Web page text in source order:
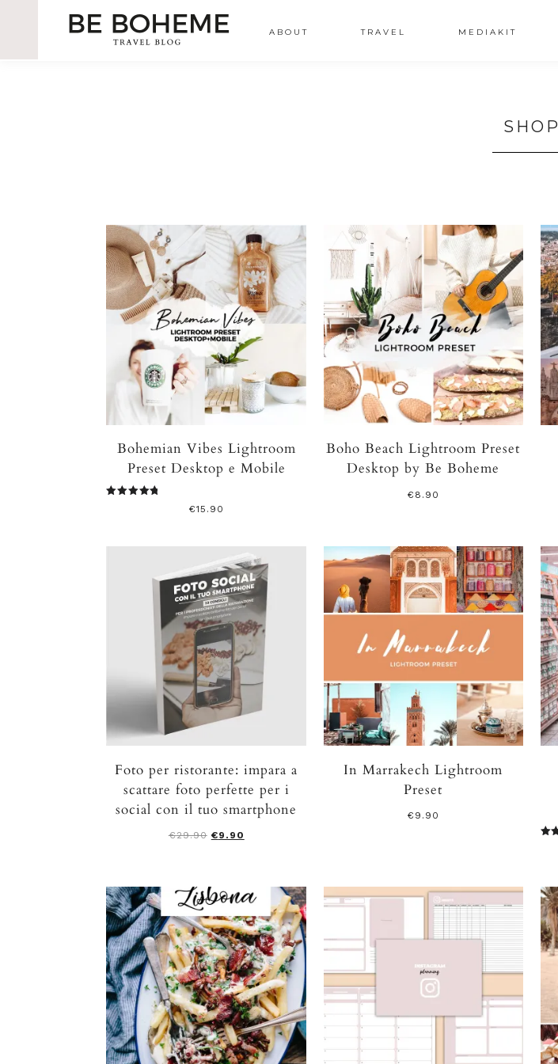
ABOUT TRAVEL MEDIAKIT
SHOP
Bohemian Vibes Lightroom
Preset Desktop e Mobile
€15.90
Boho Beach Lightroom Preset
Desktop by Be Boheme
€ 8.90
Foto per ristorante: impara a
scattare foto perfette per i
social con il tuo smartphone
€29.90 €9.90
In Marrakech Lightroom
Preset
€ 9.90